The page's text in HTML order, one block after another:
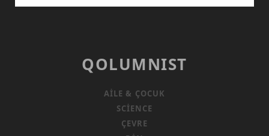
QOLUMNIST
AILE & ÇOCUK
SCIENCE
ÇEVRE